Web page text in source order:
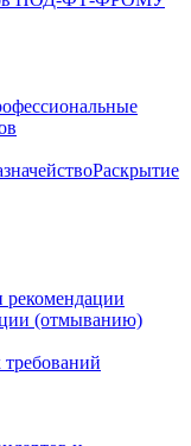
Раскрытие
рекомендации
(отмыванию)